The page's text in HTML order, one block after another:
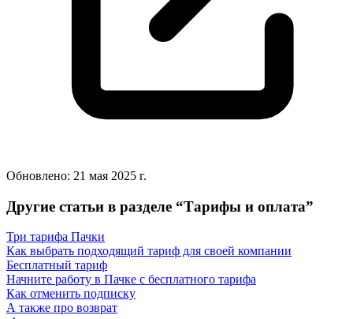
Обновлено: 21 мая 2025 г.
Другие статьи в разделе “Тарифы и оплата”
Три тарифа Пачки
Как выбрать подходящий тариф для своей компании
Бесплатный тариф
Начните работу в Пачке с бесплатного тарифа
Как отменить подписку
А также про возврат